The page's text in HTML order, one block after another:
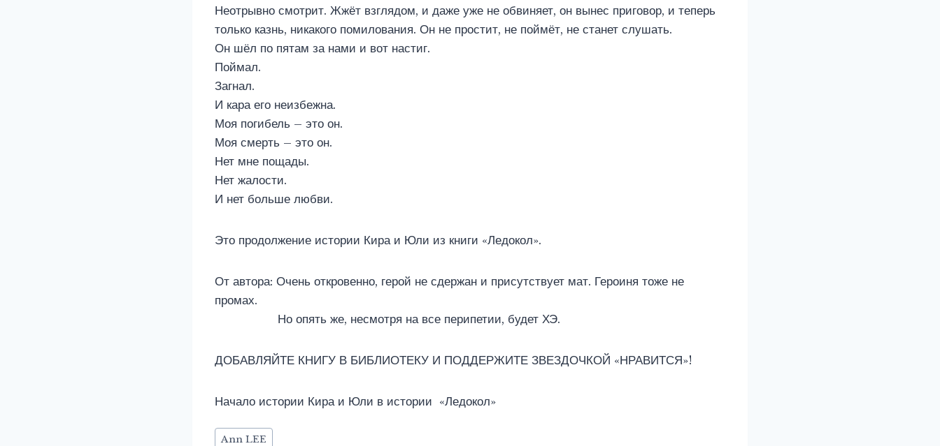
Неотрывно смотрит. Жжёт взглядом, и даже уже не обвиняет, он вынес приговор, и теперь
только казнь, никакого помилования. Он не простит, не поймёт, не станет слушать.
Он шёл по пятам за нами и вот настиг.
Поймал.
Загнал.
И кара его неизбежна.
Моя погибель – это он.
Моя смерть – это он.
Нет мне пощады.
Нет жалости.
И нет больше любви.
Это продолжение истории Кира и Юли из книги «Ледокол».
От автора: Очень откровенно, герой не сдержан и присутствует мат. Героиня тоже не
промах.
Но опять же, несмотря на все перипетии, будет ХЭ.
ДОБАВЛЯЙТЕ КНИГУ В БИБЛИОТЕКУ И ПОДДЕРЖИТЕ ЗВЕЗДОЧКОЙ «НРАВИТСЯ»!
Начало истории Кира и Юли в истории «Ледокол»
Метки
Ann LEE